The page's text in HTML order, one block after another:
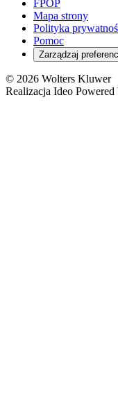
FPOP
Mapa strony
Polityka
Pomoc
Zarządzaj
© 2026 Wolters Kluwer
Realizacja Ideo Powered